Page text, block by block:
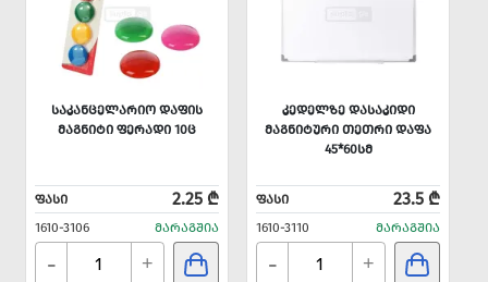
ᲡᲐᲙᲐᲜᲪᲔᲚᲐᲠᲘᲝ ᲓᲐᲤᲘᲡ
ᲛᲐᲒᲜᲘᲢᲘ ᲤᲔᲠᲐᲓᲘ 10Ც
ᲤᲐᲡᲘ 2.25 ₾
1610-3106 ᲛᲐᲠᲐᲒᲨᲘᲐ
- +
ᲙᲔᲓᲔᲚᲖᲔ ᲓᲐᲡᲐᲙᲘᲓᲘ
ᲛᲐᲒᲜᲘᲢᲣᲠᲘ ᲗᲔᲗᲠᲘ ᲓᲐᲤᲐ
45*60ᲡᲛ
ᲤᲐᲡᲘ 23.5 ₾
1610-3110 ᲛᲐᲠᲐᲒᲨᲘᲐ
- +